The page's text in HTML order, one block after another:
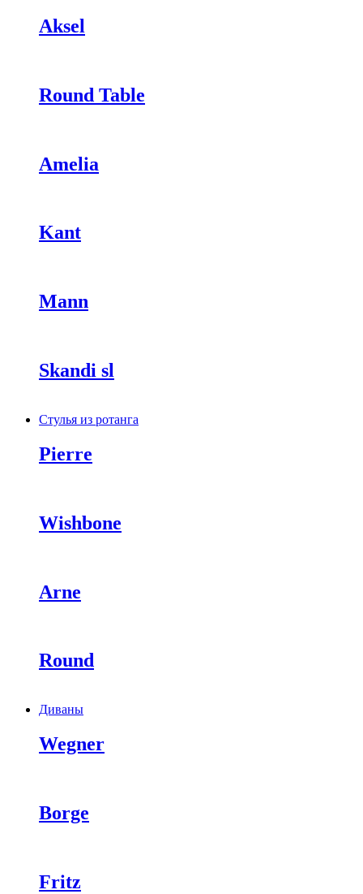
Aksel
Round Table
Amelia
Kant
Mann
Skandi sl
Стулья из ротанга
Pierre
Wishbone
Arne
Round
Диваны
Wegner
Borge
Fritz